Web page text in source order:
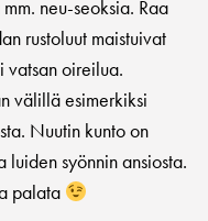
neu-seoksia. Raa
rustoluut maistuivat
vatsan oireilua.
välillä esimerkiksi
Nuutin kunto on
syönnin ansiosta.
palata